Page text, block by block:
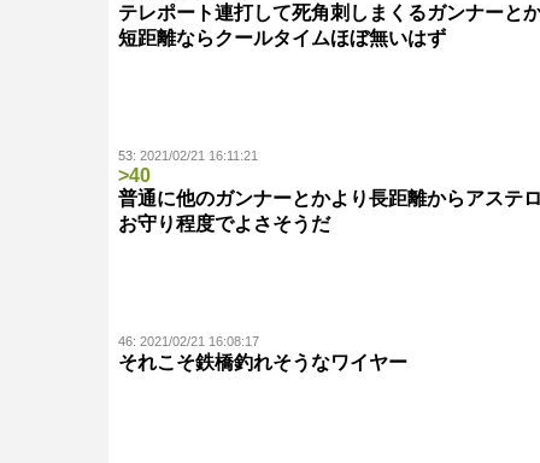
テレポート連打して死角刺しまくるガンナーと
短距離ならクールタイムほぼ無いはず
53: 2021/02/21 16:11:21
>40
普通に他のガンナーとかより長距離からアステ
お守り程度でよさそうだ
46: 2021/02/21 16:08:17
それこそ鉄橋釣れそうなワイヤー